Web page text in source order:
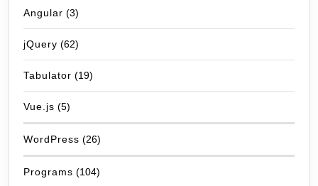
Angular (3)
jQuery (62)
Tabulator (19)
Vue.js (5)
WordPress (26)
Programs (104)